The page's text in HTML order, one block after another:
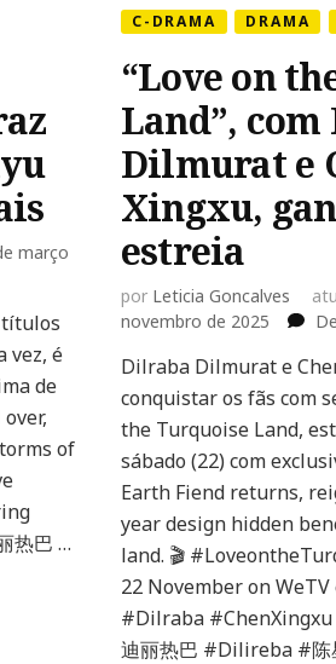
março
títulos
vez, é
de
of
热巴 …
C-DRAMA DRAMA
“Love on
Land”,
Dilmurat e
Xingxu,
estreia
por Leticia Goncalves
novembro de 2025
Dilraba Dilmurat e
conquistar os fãs com
the Turquoise Land,
sábado (22) com
Earth Fiend returns,
year design hidden
land. 🎬
22 November on
#Dilraba
迪丽热巴 #Dilireba #陈